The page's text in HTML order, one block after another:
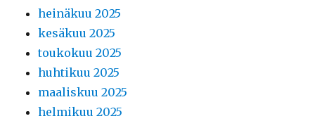
heinäkuu 2025
kesäkuu 2025
toukokuu 2025
huhtikuu 2025
maaliskuu 2025
helmikuu 2025